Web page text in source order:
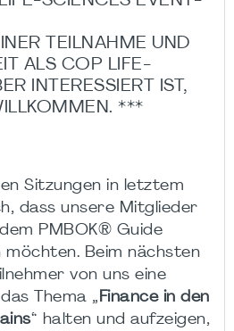
TEILNAHME UND
ALS COP LIFE-
INTERESSIERT IST,
***
Sitzungen in letztem
dass unsere Mitglieder
PMBOK® Guide
möchten. Beim nächsten
von uns eine
Thema „ Finance in den
“ halten und aufzeigen,